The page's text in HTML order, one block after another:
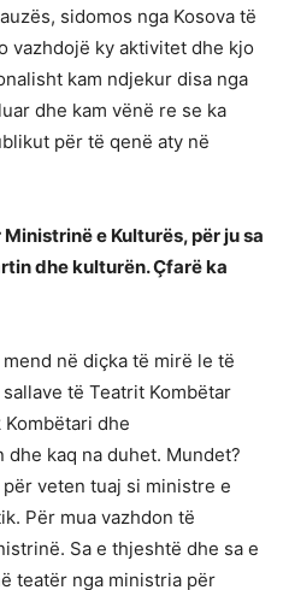
sidomos nga Kosova të
vazhdojë ky aktivitet dhe kjo
kam ndjekur disa nga
dhe kam vënë re se ka
për të qenë aty në
e Kulturës, për ju sa
dhe kulturën. Çfarë ka
në diçka të mirë le të
të Teatrit Kombëtar
dhe
dhe kaq na duhet. Mundet?
veten tuaj si ministre e
Për mua vazhdon të
Sa e thjeshtë dhe sa e
teatër nga ministria për